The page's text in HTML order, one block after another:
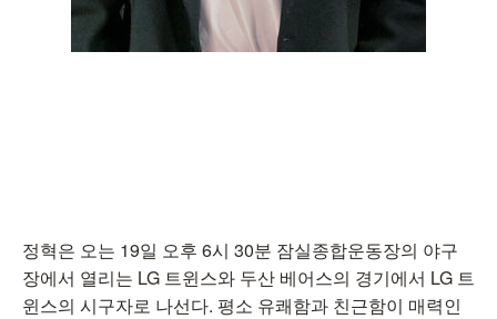
정혁은 오는 19일 오후 6시 30분 잠실종합운동장의 야구
장에서 열리는 LG 트윈스와 두산 베어스의 경기에서 LG 트
윈스의 시구자로 나선다. 평소 유쾌함과 친근함이 매력인